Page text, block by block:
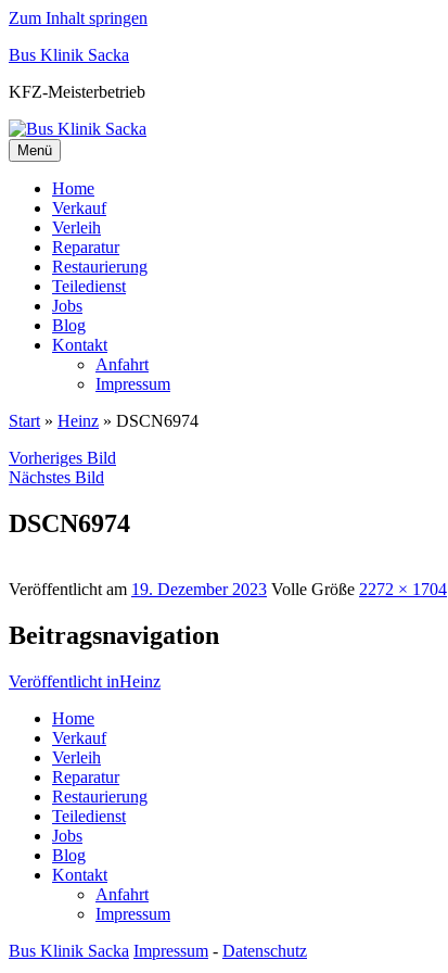
Zum Inhalt springen
Bus Klinik Sacka
KFZ-Meisterbetrieb
Menü
Home
Verkauf
Verleih
Reparatur
Restaurierung
Teiledienst
Jobs
Blog
Kontakt
Anfahrt
Impressum
Start » Heinz » DSCN6974
Vorheriges Bild
Nächstes Bild
DSCN6974
Veröffentlicht am 19. Dezember 2023 Volle Größe 2272 × 1704
Beitragsnavigation
Veröffentlicht inHeinz
Home
Verkauf
Verleih
Reparatur
Restaurierung
Teiledienst
Jobs
Blog
Kontakt
Anfahrt
Impressum
Bus Klinik Sacka Impressum - Datenschutz